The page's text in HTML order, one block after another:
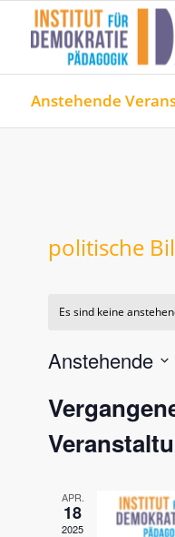
Anstehende
politische
Es sind keine
Anstehende
wählen.
APR.
18
2025